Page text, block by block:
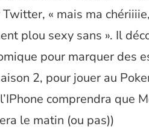
« mais ma
plou sexy sans ». Il
pour marquer des
2, pour jouer au
comprendra que
le matin (ou pas))